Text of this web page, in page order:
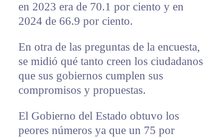
en 2023 era de 70.1 por ciento y en
2024 de 66.9 por ciento.
En otra de las preguntas de la encuesta,
se midió qué tanto creen los ciudadanos
que sus gobiernos cumplen sus
compromisos y propuestas.
El Gobierno del Estado obtuvo los
peores números ya que un 75 por